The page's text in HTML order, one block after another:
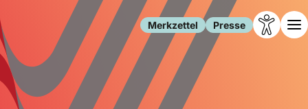
Merkzettel Presse
Leben Gesellschaft